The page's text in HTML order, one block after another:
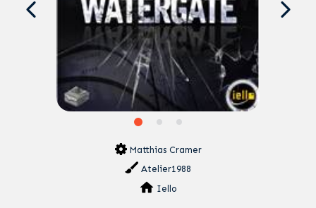
Matthias Cramer
Atelier1988
Iello